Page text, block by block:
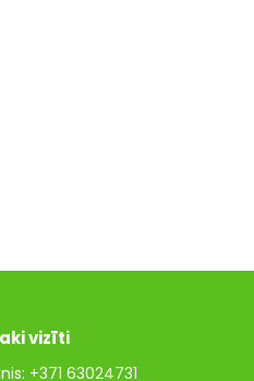
vizīti
+371 63024731